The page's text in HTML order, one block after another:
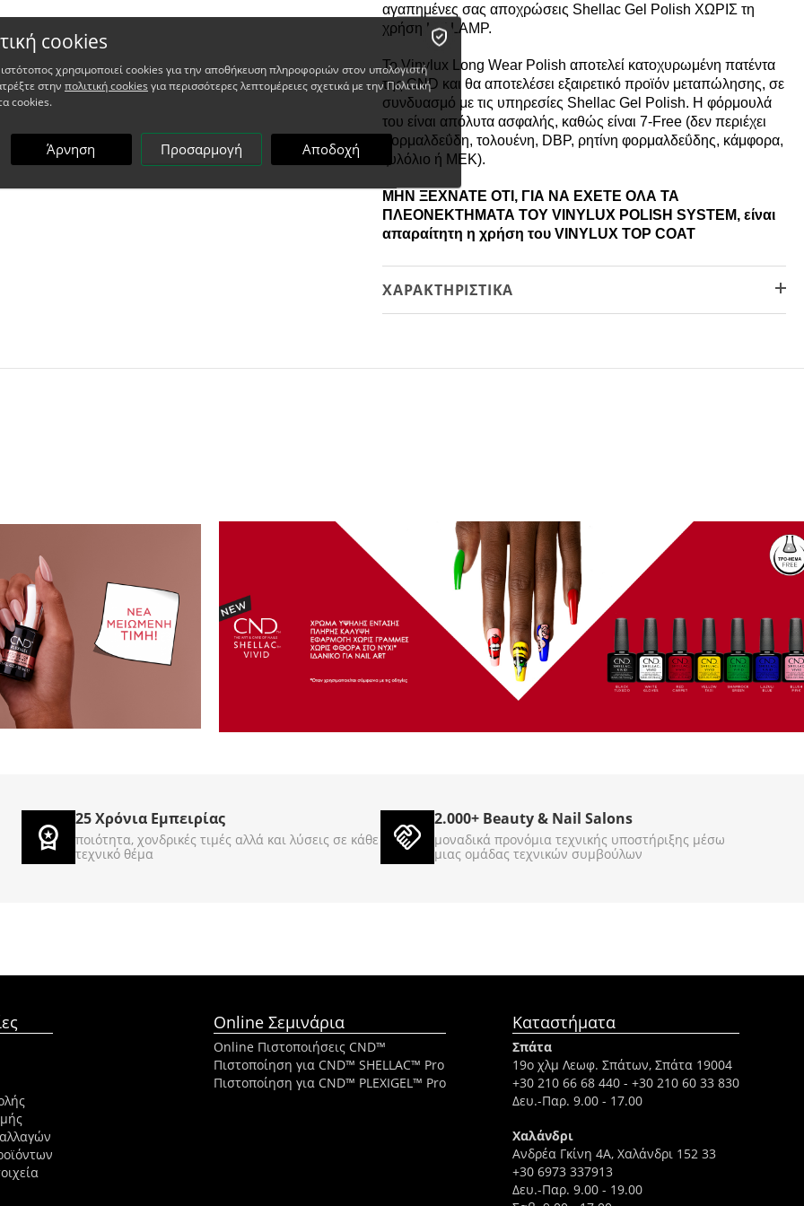
αγαπημένες σας αποχρώσεις Shellac Gel Polish ΧΩΡΙΣ τη
χρήση UV LAMP.
Το Vinylux Long Wear Polish αποτελεί κατοχυρωμένη πατέντα
της CND και θα αποτελέσει εξαιρετικό προϊόν μεταπώλησης, σε
συνδυασμό με τις υπηρεσίες Shellac Gel Polish. Η φόρμουλά
του είναι απόλυτα ασφαλής, καθώς είναι 7-Free (δεν περιέχει
φορμαλδεΰδη, τολουένη, DBP, ρητίνη φορμαλδεΰδης, κάμφορα,
ξυλόλιο ή MEK).
ΜΗN ΞΕΧΝΑΤΕ ΟΤΙ, ΓΙΑ ΝΑ ΕΧΕΤΕ ΟΛΑ ΤΑ
ΠΛΕΟΝΕΚΤΗΜΑΤΑ ΤΟΥ VINYLUX POLISH SYSTEM, είναι
απαραίτητη η χρήση του VINYLUX TOP COAT
ΧΑΡΑΚΤΗΡΙΣΤΙΚΆ
€12500 €8900 €8900
25 Χρόνια Εμπειρίας
ποιότητα, χονδρικές τιμές αλλά και λύσεις σε κάθε
τεχνικό θέμα
2.000+ Beauty & Nail Salons
μοναδικά προνόμια τεχνικής υποστήριξης μέσω
μιας ομάδας τεχνικών συμβούλων
Online Σεμινάρια
Online Πιστοποιήσεις CND™
Πιστοποίηση για CND™ SHELLAC™ Pro
Πιστοποίηση για CND™ PLEXIGEL™ Pro
Καταστήματα
Σπάτα
19ο χλμ Λεωφ. Σπάτων, Σπάτα 19004
+30 210 66 68 440 - +30 210 60 33 830
Δευ.-Παρ. 9.00 - 17.00
Χαλάνδρι
Ανδρέα Γκίνη 4A, Χαλάνδρι 152 33
+30 6973 337913
Δευ.-Παρ. 9.00 - 19.00
cookies
χρησιμοποιεί cookies για την αποθήκευση πληροφοριών στον υπολογιστή
στην πολιτική cookies για περισσότερες λεπτομέρειες σχετικά με την Πολιτική
cookies.
Άρνηση Προσαρμογή Αποδοχή